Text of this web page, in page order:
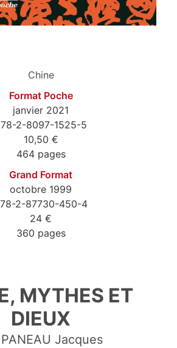
Chine
Format Poche
janvier 2021
2-8097-1525-5
10,50 €
464 pages
Grand Format
octobre 1999
2-87730-450-4
24 €
360 pages
MYTHES ET
DIEUX
Jacques